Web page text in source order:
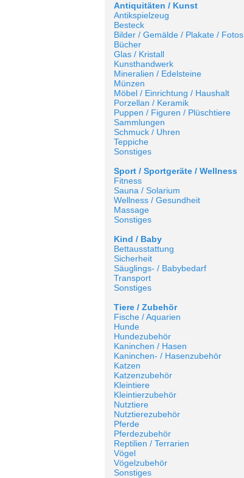
Antiquitäten / Kunst
Antikspielzeug
Besteck
Bilder / Gemälde / Plakate / Fotos
Bücher
Glas / Kristall
Kunsthandwerk
Mineralien / Edelsteine
Münzen
Möbel / Einrichtung / Haushalt
Porzellan / Keramik
Puppen / Figuren / Plüschtiere
Sammlungen
Schmuck / Uhren
Teppiche
Sonstiges
Sport / Sportgeräte / Wellness
Fitness
Sauna / Solarium
Wellness / Gesundheit
Massage
Sonstiges
Kind / Baby
Bettausstattung
Sicherheit
Säuglings- / Babybedarf
Transport
Sonstiges
Tiere / Zubehör
Fische / Aquarien
Hunde
Hundezubehör
Kaninchen / Hasen
Kaninchen- / Hasenzubehör
Katzen
Katzenzubehör
Kleintiere
Kleintierzubehör
Nutztiere
Nutztierezubehör
Pferde
Pferdezubehör
Reptilien / Terrarien
Vögel
Vögelzubehör
Sonstiges